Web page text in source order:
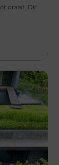
draait. Dit